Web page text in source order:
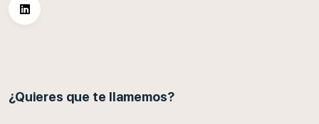
¿Quieres que te llamemos?